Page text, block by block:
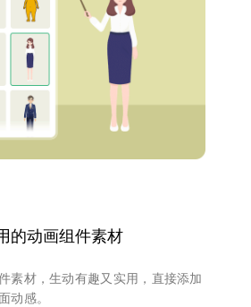
的动画组件素材
素材，生动有趣又实用，直接添加
动感。